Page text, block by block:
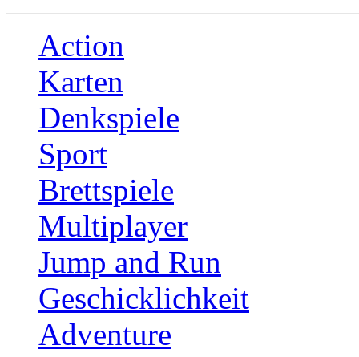
Action
Karten
Denkspiele
Sport
Brettspiele
Multiplayer
Jump and Run
Geschicklichkeit
Adventure